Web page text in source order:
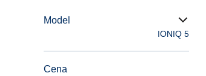
Model
IONIQ 5
Cena